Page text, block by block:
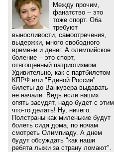
Между прочим,
фанатство -- это
тоже спорт. Оба
требуют
выносливости, самоотречения,
выдержки, много свободного
времени и денег. А олимпийское
боление -- это спорт,
отягощенный патриотизмом.
Удивительно, как с партбилетом
КПРФ или "Единой России"
билеты до Ванкувера выдавать
не начали. Ведь если наших
опять засудят, надо будет с этим
что-то делать! Ну, ничего.
Полстраны как миленькие будут
болеть сидя дома, по ночам
смотреть Олимпиаду. А днем
будут обсуждать "как наши
ребята лыжи за страну ломают".